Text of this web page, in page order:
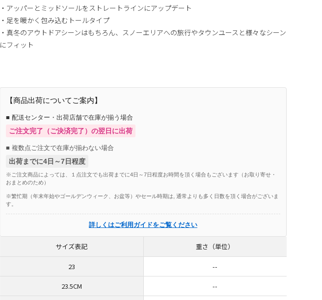
・アッパーとミッドソールをストレートラインにアップデート
・足を暖かく包み込むトールタイプ
・真冬のアウトドアシーンはもちろん、スノーエリアへの旅行やタウンユースと様々なシーン
にフィット
【商品出荷についてご案内】
■ 配送センター・出荷店舗で在庫が揃う場合
ご注文完了（ご決済完了）の翌日に出荷
■ 複数点ご注文で在庫が揃わない場合
出荷までに4日～7日程度
※ご注文商品によっては、１点注文でも出荷までに4日～7日程度お時間を頂く場合もございます（お取り寄せ・
おまとめのため）
※繁忙期（年末年始やゴールデンウィーク、お盆等）やセール時期は, 通常よりも多く日数を頂く場合がございま
す。
詳しくはご利用ガイドをご覧ください
サイズ表記 重さ（単位）
23 --
23.5CM --